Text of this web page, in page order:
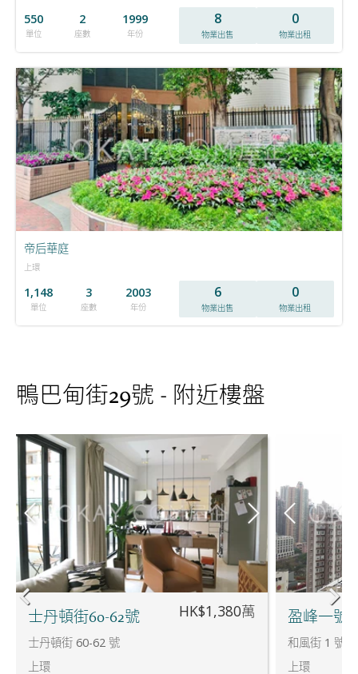
550
單位
2
座數
1999
年份
8
物業出售
0
物業出租
帝后華庭
上環
1,148
單位
3
座數
2003
年份
6
物業出售
0
物業出租
鴨巴甸街29號 - 附近樓盤
士丹頓街60-62號
士丹頓街 60-62 號
上環
HK$1,380萬 盈峰一號
和風街 1 號
上環